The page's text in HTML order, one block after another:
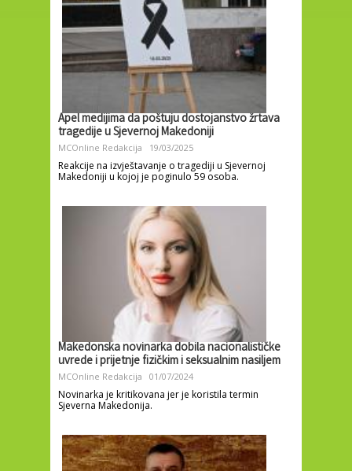
Apel medijima da poštuju dostojanstvo žrtava
tragedije u Sjevernoj Makedoniji
MCOnline Redakcija 19/03/2025
Reakcije na izvještavanje o tragediji u Sjevernoj
Makedoniji u kojoj je poginulo 59 osoba.
Makedonska novinarka dobila nacionalističke
uvrede i prijetnje fizičkim i seksualnim nasiljem
MCOnline Redakcija 01/07/2024
Novinarka je kritikovana jer je koristila termin
Sjeverna Makedonija.